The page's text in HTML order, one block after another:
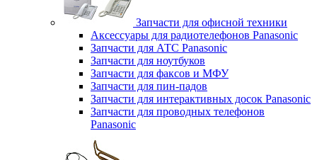
Запчасти для офисной техники
Аксессуары для радиотелефонов Panasonic
Запчасти для АТС Panasonic
Запчасти для ноутбуков
Запчасти для факсов и МФУ
Запчасти для пин-падов
Запчасти для интерактивных досок Panasonic
Запчасти для проводных телефонов
Panasonic